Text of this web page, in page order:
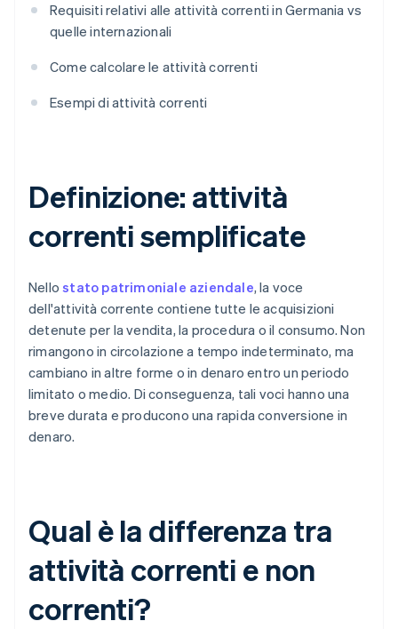
Requisiti relativi alle attività correnti in Germania vs
quelle internazionali
Come calcolare le attività correnti
Esempi di attività correnti
Definizione: attività
correnti semplificate
Nellostato patrimoniale aziendale, la voce
dell'attività corrente contiene tutte le acquisizioni
detenute per la vendita, la procedura o il consumo. Non
rimangono in circolazione a tempo indeterminato, ma
cambiano in altre forme o in denaro entro un periodo
limitato o medio. Di conseguenza, tali voci hanno una
breve durata e producono una rapida conversione in
denaro.
Qual è la differenza tra
attività correnti e non
correnti?